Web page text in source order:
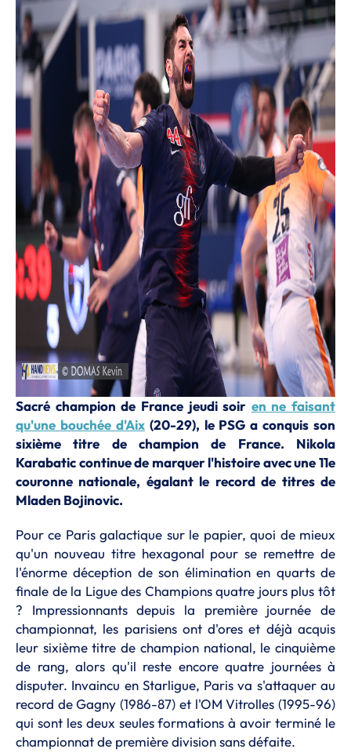
Sacré champion de France jeudi soir en ne faisant
qu'une bouchée d'Aix(20-29), le PSG a conquis son
sixième titre de champion de France. Nikola
Karabatic continue de marquer l'histoire avec une 11e
couronne nationale, égalant le record de titres de
Mladen Bojinovic.
Pour ce Paris galactique sur le papier, quoi de mieux
qu'un nouveau titre hexagonal pour se remettre de
l'énorme déception de son élimination en quarts de
finale de la Ligue des Champions quatre jours plus tôt
? Impressionnants depuis la première journée de
championnat, les parisiens ont d'ores et déjà acquis
leur sixième titre de champion national, le cinquième
de rang, alors qu'il reste encore quatre journées à
disputer. Invaincu en Starligue, Paris va s'attaquer au
record de Gagny (1986-87) et l'OM Vitrolles (1995-96)
qui sont les deux seules formations à avoir terminé le
championnat de première division sans défaite.